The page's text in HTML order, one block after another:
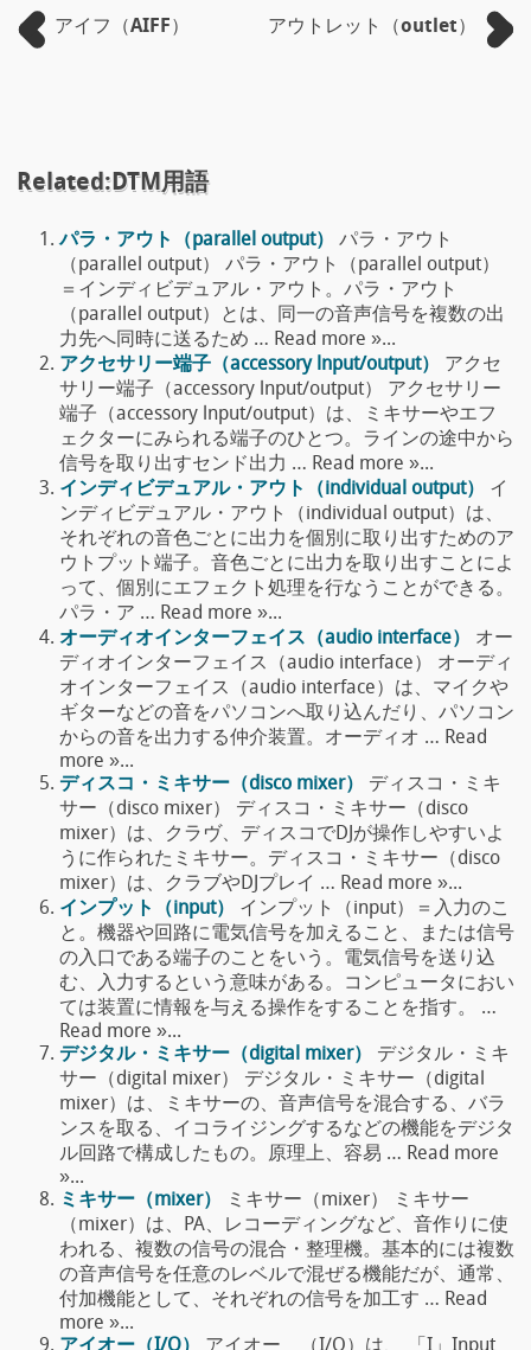
アイフ（AIFF） アウトレット（outlet）
Related:DTM用語
パラ・アウト（parallel output）
パラ・アウト
（parallel output） パラ・アウト（parallel output）
＝インディビデュアル・アウト。パラ・アウト
（parallel output）とは、同一の音声信号を複数の出
力先へ同時に送るため … Read more »...
アクセサリー端子（accessory lnput/output）
アクセ
サリー端子（accessory lnput/output） アクセサリー
端子（accessory lnput/output）は、ミキサーやエフ
ェクターにみられる端子のひとつ。ラインの途中から
信号を取り出すセンド出力 … Read more »...
インディビデュアル・アウト（individual output）
イ
ンディビデュアル・アウト（individual output）は、
それぞれの音色ごとに出力を個別に取り出すためのア
ウトプット端子。音色ごとに出力を取り出すことによ
って、個別にエフェクト処理を行なうことができる。
パラ・ア … Read more »...
オーディオインターフェイス（audio interface）
オー
ディオインターフェイス（audio interface） オーディ
オインターフェイス（audio interface）は、マイクや
ギターなどの音をパソコンへ取り込んだり、パソコン
からの音を出力する仲介装置。オーディオ … Read
more »...
ディスコ・ミキサー（disco mixer）
ディスコ・ミキ
サー（disco mixer） ディスコ・ミキサー（disco
mixer）は、クラヴ、ディスコでDJが操作しやすいよ
うに作られたミキサー。ディスコ・ミキサー（disco
mixer）は、クラブやDJプレイ … Read more »...
インプット（input）
インプット（input）＝入力のこ
と。機器や回路に電気信号を加えること、または信号
の入口である端子のことをいう。電気信号を送り込
む、入力するという意味がある。コンピュータにおい
ては装置に情報を与える操作をすることを指す。 …
Read more »...
デジタル・ミキサー（digital mixer）
デジタル・ミキ
サー（digital mixer） デジタル・ミキサー（digital
mixer）は、ミキサーの、音声信号を混合する、バラ
ンスを取る、イコライジングするなどの機能をデジタ
ル回路で構成したもの。原理上、容易 … Read more
»...
ミキサー（mixer）
ミキサー（mixer） ミキサー
（mixer）は、PA、レコーディングなど、音作りに使
われる、複数の信号の混合・整理機。基本的には複数
の音声信号を任意のレベルで混ぜる機能だが、通常、
付加機能として、それぞれの信号を加工す … Read
more »...